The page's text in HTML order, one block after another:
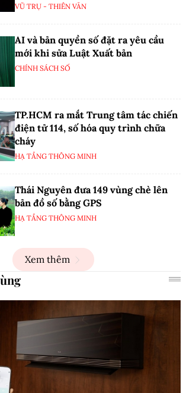
VŨ TRỤ - THIÊN VĂN
AI và bản quyền số đặt ra yêu cầu
mới khi sửa Luật Xuất bản
CHÍNH SÁCH SỐ
TP.HCM ra mắt Trung tâm tác chiến
điện tử 114, số hóa quy trình chữa
cháy
HẠ TẦNG THÔNG MINH
Thái Nguyên đưa 149 vùng chè lên
bản đồ số bằng GPS
HẠ TẦNG THÔNG MINH
Xem thêm